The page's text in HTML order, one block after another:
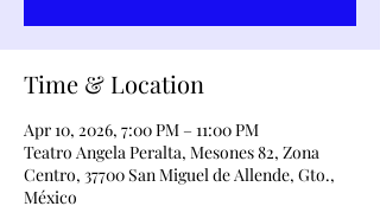
Time & Location
Apr 10, 2026, 7:00 PM – 11:00 PM
Teatro Angela Peralta, Mesones 82, Zona
Centro, 37700 San Miguel de Allende, Gto.,
México